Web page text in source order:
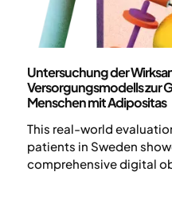
Untersuchung der
Versorgungsmodells zur
Menschen mit Adipositas
This real-world
patients in Sweden
comprehensive digital